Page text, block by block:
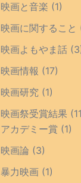
映画と音楽 (1)
映画に関すること
映画よもやま話
映画情報 (17)
映画研究(1)
映画祭受賞結果
アカデミー賞 (1)
映画論 (3)
暴力映画(1)